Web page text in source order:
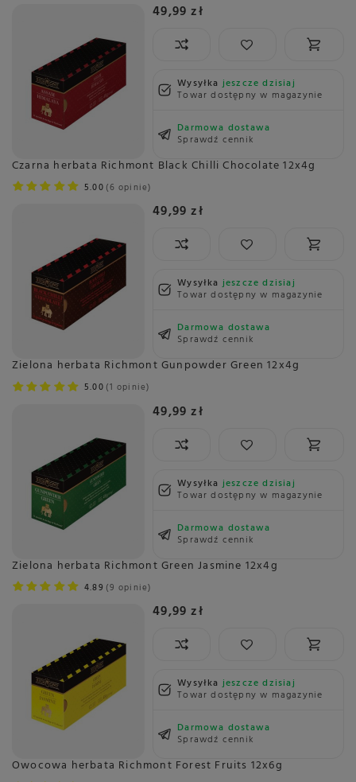
49,99 zł
Wysyłkajeszcze dzisiaj
Towar dostępny w magazynie
Darmowa dostawa
Sprawdź cennik
Czarna herbata Richmont Black Chilli Chocolate 12x4g
5.00 6 opinie
49,99 zł
Wysyłkajeszcze dzisiaj
Towar dostępny w magazynie
Darmowa dostawa
Sprawdź cennik
Zielona herbata Richmont Gunpowder Green 12x4g
5.00 1 opinie
49,99 zł
Wysyłkajeszcze dzisiaj
Towar dostępny w magazynie
Darmowa dostawa
Sprawdź cennik
Zielona herbata Richmont Green Jasmine 12x4g
4.89 9 opinie
49,99 zł
Wysyłkajeszcze dzisiaj
Towar dostępny w magazynie
Darmowa dostawa
Sprawdź cennik
Owocowa herbata Richmont Forest Fruits 12x6g